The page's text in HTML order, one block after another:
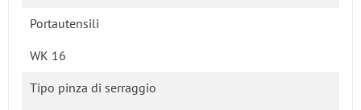
Portautensili
WK 16
Tipo pinza di serraggio